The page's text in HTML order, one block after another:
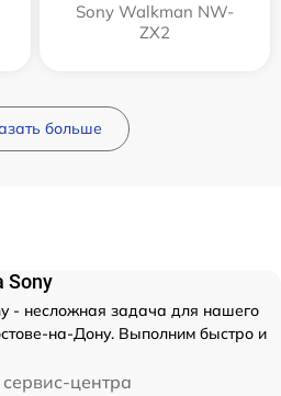
Sony Walkman NW-
ZX2
больше
Sony
- несложная задача для нашего
на-Дону. Выполним быстро и
центра